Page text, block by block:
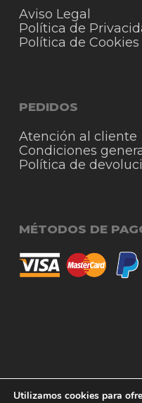
Subtotal:
Aviso Legal
Política de
Política de Cookies
PEDIDOS
Atención al cliente
Condiciones
Política de
MÉTODOS DE
© 2026 RigmoSur.
Creativo
Utilizamos cookies para